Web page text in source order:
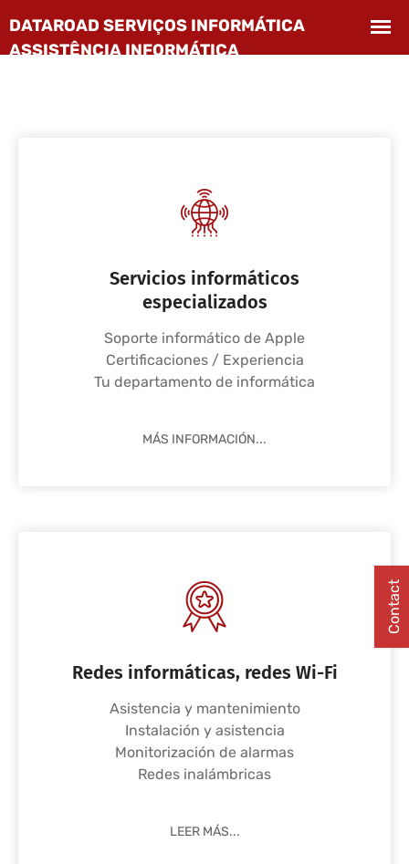
Servicios informáticos
especializados
Soporte informático de Apple
Certificaciones / Experiencia
Tu departamento de informática
MÁS INFORMACIÓN...
Redes informáticas, redes Wi-Fi
Asistencia y mantenimiento
Instalación y asistencia
Monitorización de alarmas
Redes inalámbricas
LEER MÁS...
Contact